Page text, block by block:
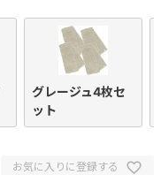
グレージュ4枚セ
ット
お気に入りに登録する